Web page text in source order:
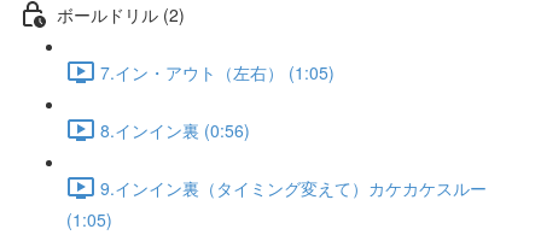
ボールドリル (2)
7.イン・アウト（左右） (1:05)
8.インイン裏 (0:56)
9.インイン裏（タイミング変えて）カケカケスルー
(1:05)